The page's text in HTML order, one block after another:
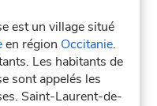
est un village situé
en région Occitanie.
Les habitants de
sont appelés les
Saint-Laurent-de-